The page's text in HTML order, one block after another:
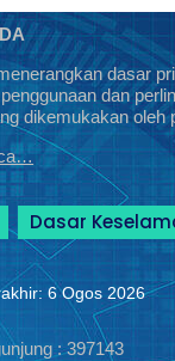
dasar
dan
dikemukakan oleh
Dasar
6 Ogos 2026
:397143